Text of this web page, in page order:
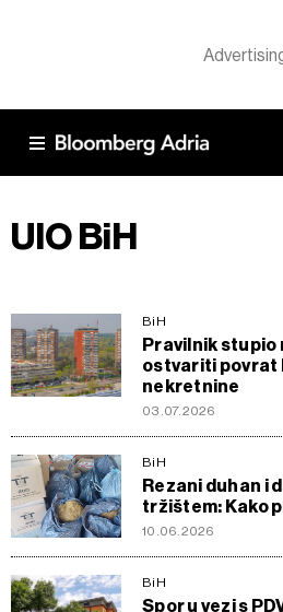
UIO BiH
BiH
Pravilnik stupio
ostvariti povrat
nekretnine
03.07.2026
BiH
Rezani duhan i
tržištem: Kako
10.06.2026
BiH
Spor u vezi s